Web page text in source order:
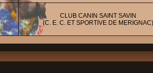
CLUB CANIN SAINT SAVIN
(C. E. C. ET SPORTIVE DE MERIGNAC)